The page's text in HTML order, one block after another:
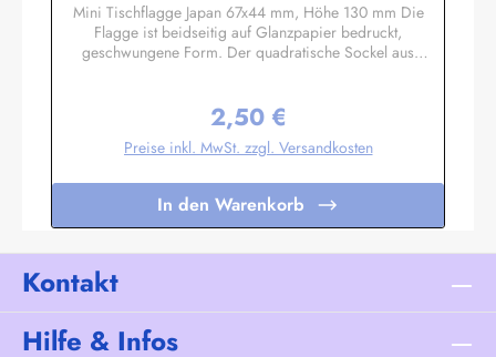
Mini Tischflagge Japan 67x44 mm, Höhe 130 mm Die
Flagge ist beidseitig auf Glanzpapier bedruckt,
geschwungene Form. Der quadratische Sockel aus
wird. Auf den 4 schrägen Flächen können Sie bei Bedarf
kleine Schildchen anbringen. Somit eignet sich diese
Tischflagge auch hervorragend als Werbegeschenk oder
lieferbar. Unser Standardprogramm umfasst alle Nationen,
deutsche und österreichische Bundesländer, Regionen und
Sondermotive wie Regenbogen, Pirat
etc.Sonderanfertigungen nach Ihren Vorgaben sind bereits
in Kleinstauflagen ab 20 Stück pro Motiv möglich,
Regulärer Preis:
2,50 €
Preise inkl. MwSt. zzgl. Versandkosten
In den Warenkorb
Kontakt
Hilfe & Infos